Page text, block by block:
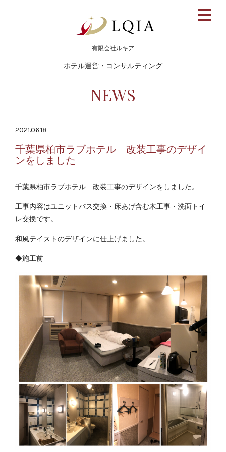
toggle
有限会社ルキア
ホテル運営・コンサルティング
NEWS
2021.06.18
千葉県柏市ラブホテル 改装工事のデザイ
ンをしました
千葉県柏市ラブホテル 改装工事のデザインをしました。
工事内容はユニットバス交換・床あげ含む木工事・洗面トイ
レ交換です。
和風テイストのデザインに仕上げました。
◆施工前